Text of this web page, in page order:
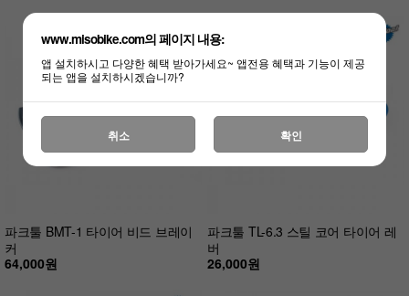
파크툴 BMT-1 타이어 비드 브레이
커
64,000원
파크툴 TL-6.3 스틸 코어 타이어 레
버
26,000원
www.misobike.com의 페이지 내용:
앱 설치하시고 다양한 혜택 받아가세요~ 앱전용 혜택과 기능이 제공
되는 앱을 설치하시겠습니까?
취소 확인